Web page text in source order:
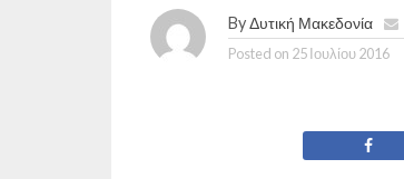
ByΔυτική Μακεδονία
Posted on 25 Ιουλίου 2016